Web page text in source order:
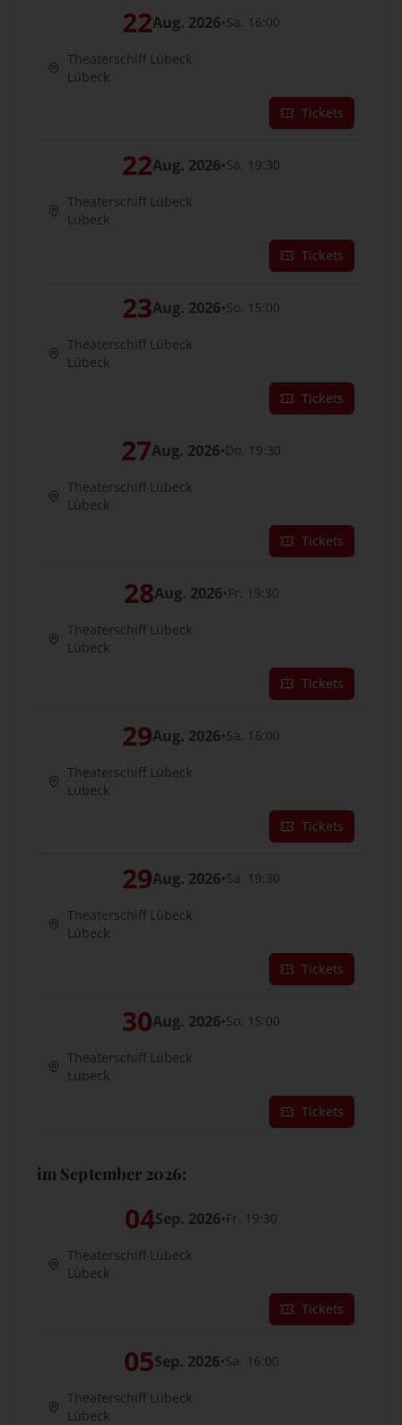
22Aug. 2026•Sa. 16:00
Theaterschiff Lübeck
Lübeck
Tickets
22Aug. 2026•Sa. 19:30
Theaterschiff Lübeck
Lübeck
Tickets
23Aug. 2026•So. 15:00
Theaterschiff Lübeck
Lübeck
Tickets
27Aug. 2026• Do. 19:30
Theaterschiff Lübeck
Lübeck
Tickets
28Aug. 2026• Fr. 19:30
Theaterschiff Lübeck
Lübeck
Tickets
29Aug. 2026•Sa. 16:00
Theaterschiff Lübeck
Lübeck
Tickets
29Aug. 2026•Sa. 19:30
Theaterschiff Lübeck
Lübeck
Tickets
30Aug. 2026•So. 15:00
Theaterschiff Lübeck
Lübeck
Tickets
im September 2026:
04Sep. 2026• Fr. 19:30
Theaterschiff Lübeck
Lübeck
Tickets
05Sep. 2026•Sa. 16:00
Theaterschiff Lübeck
Lübeck